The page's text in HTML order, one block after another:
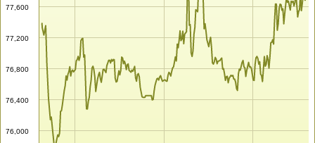
76,000
76,400
76,800
77,200
77,600